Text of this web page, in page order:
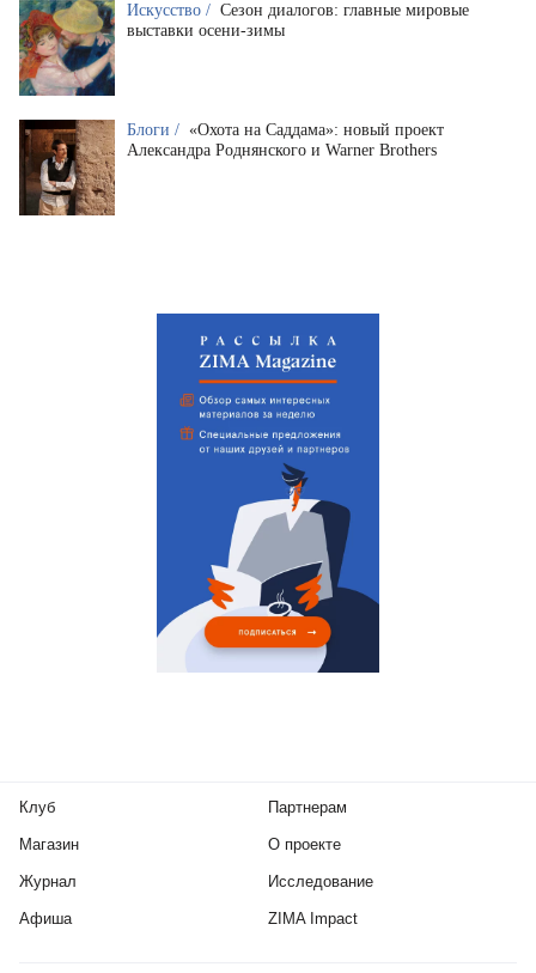
Искусство / Сезон диалогов: главные мировые
выставки осени-зимы
Блоги / «Охота на Саддама»: новый проект
Александра Роднянского и Warner Brothers
Клуб
Магазин
Журнал
Афиша
Партнерам
О проекте
Исследование
ZIMA Impact